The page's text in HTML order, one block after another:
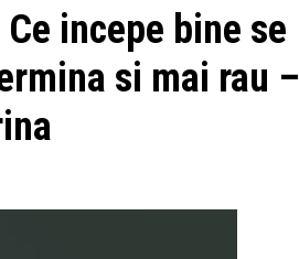
incepe bine se
si mai rau –